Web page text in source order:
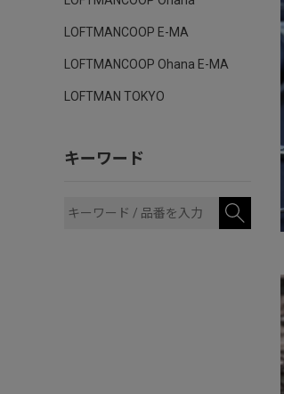
LOFTMANCOOP E-MA
LOFTMANCOOP Ohana E-MA
LOFTMAN TOKYO
キーワード